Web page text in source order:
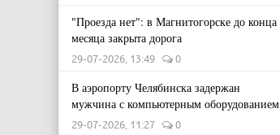
"Проезда нет": в Магнитогорске до конца
месяца закрыта дорога
29-07-2026, 13:49 0
В аэропорту Челябинска задержан
мужчина с компьютерным оборудованием
29-07-2026, 11:27 0